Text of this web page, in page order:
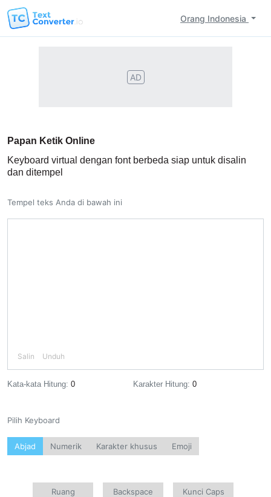
Orang Indonesia
AD
Papan Ketik Online
Keyboard virtual dengan font berbeda siap untuk disalin
dan ditempel
Tempel teks Anda di bawah ini
Salin Unduh
Kata-kata Hitung: 0 Karakter Hitung: 0
Pilih Keyboard
Abjad Numerik Karakter khusus Emoji
Ruang Backspace Kunci Caps